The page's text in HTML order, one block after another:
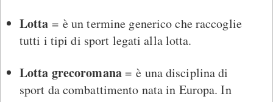
Lotta = è un termine generico che raccoglie
tutti i tipi di sport legati alla lotta.
Lotta grecoromana= è una disciplina di
sport da combattimento nata in Europa. In